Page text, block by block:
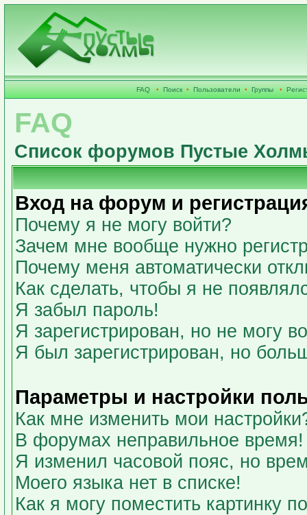
FAQ • Поиск • Пользователи • Группы •
FAQ
Список форумов Пустые
Вход на форум и
Почему я не могу войти?
Зачем мне вообще нужно
Почему меня автоматически
Как сделать, чтобы я не
Я забыл пароль!
Я зарегистрирован, но не могу
Я был зарегистрирован, но
Параметры и настройки
Как мне изменить мои
В форумах неправильное время!
Я изменил часовой пояс, но
Моего языка нет в списке!
Как я могу поместить картинку